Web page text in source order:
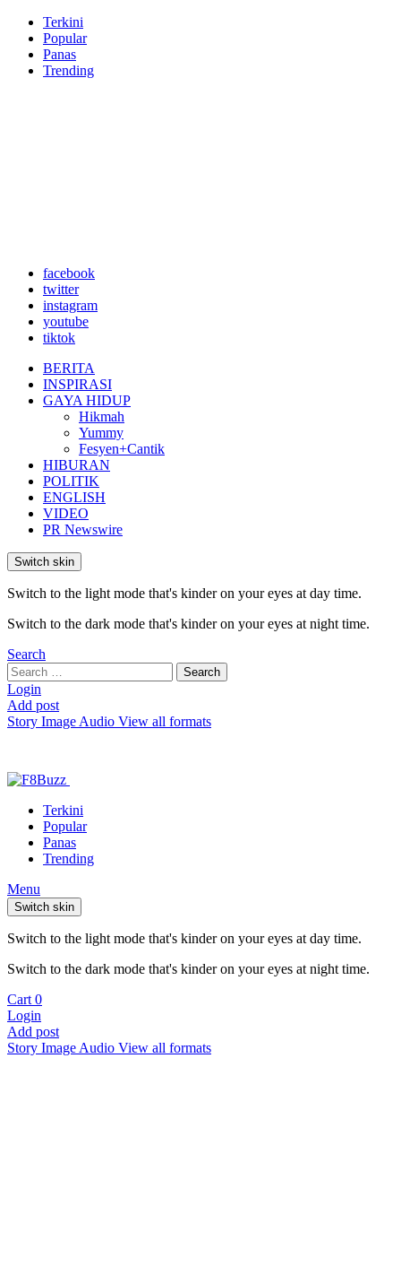
Terkini
Popular
Panas
Trending
facebook
twitter
instagram
youtube
tiktok
BERITA
INSPIRASI
GAYA HIDUP
Hikmah
Yummy
Fesyen+Cantik
HIBURAN
POLITIK
ENGLISH
VIDEO
PR Newswire
Switch skin
Switch to the light mode that's kinder on your eyes at day time.
Switch to the dark mode that's kinder on your eyes at night time.
Search
Search
for:
Search
Login
Add post
Story Image Audio View all formats
Terkini
Popular
Panas
Trending
Menu
Switch skin
Switch to the light mode that's kinder on your eyes at day time.
Switch to the dark mode that's kinder on your eyes at night time.
Cart 0
Login
Add post
Story Image Audio View all formats